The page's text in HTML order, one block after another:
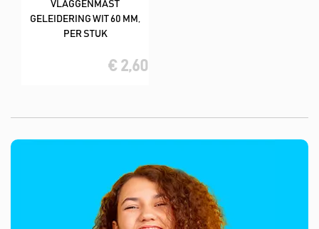
VLAGGENMAST
GELEIDERING WIT 60 MM,
PER STUK
€ 2,60